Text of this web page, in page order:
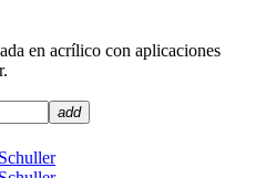
en acrílico con aplicaciones
add